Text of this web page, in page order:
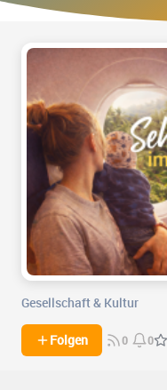
Gesellschaft & Kultur
Folgen 0 0